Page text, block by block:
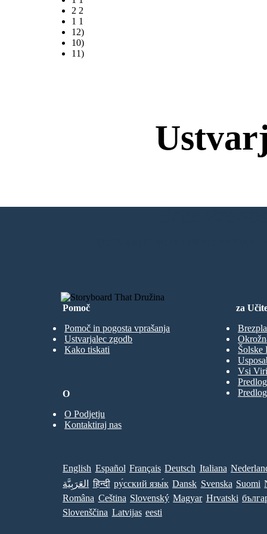
2 2
1 1
12)
10)
11)
Brez
Pomoč
Pomoč in pogosta vprašanja
Ustvarjalec zgodb
Kako tiskati
za
Šolske
Vsi
O
O Podjetju
Kontaktiraj nas
English Español Français Deutsch Italiana
العَرَبِيَّة
हिन्दी ру́сский язы́к Dansk Svenska Suomi
Româna Ceština Slovenský Magyar Hrvatski
Slovenščina Latvijas eesti